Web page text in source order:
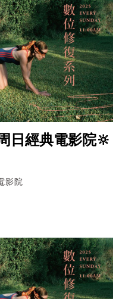
日經典電影院🔆
影院